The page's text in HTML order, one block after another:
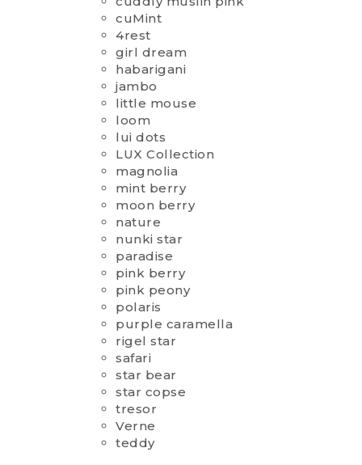
cuMint
4rest
girl dream
habarigani
jambo
little mouse
loom
lui dots
LUX Collection
magnolia
mint berry
moon berry
nature
nunki star
paradise
pink berry
pink peony
polaris
purple caramella
rigel star
safari
star bear
star copse
tresor
Verne
teddy